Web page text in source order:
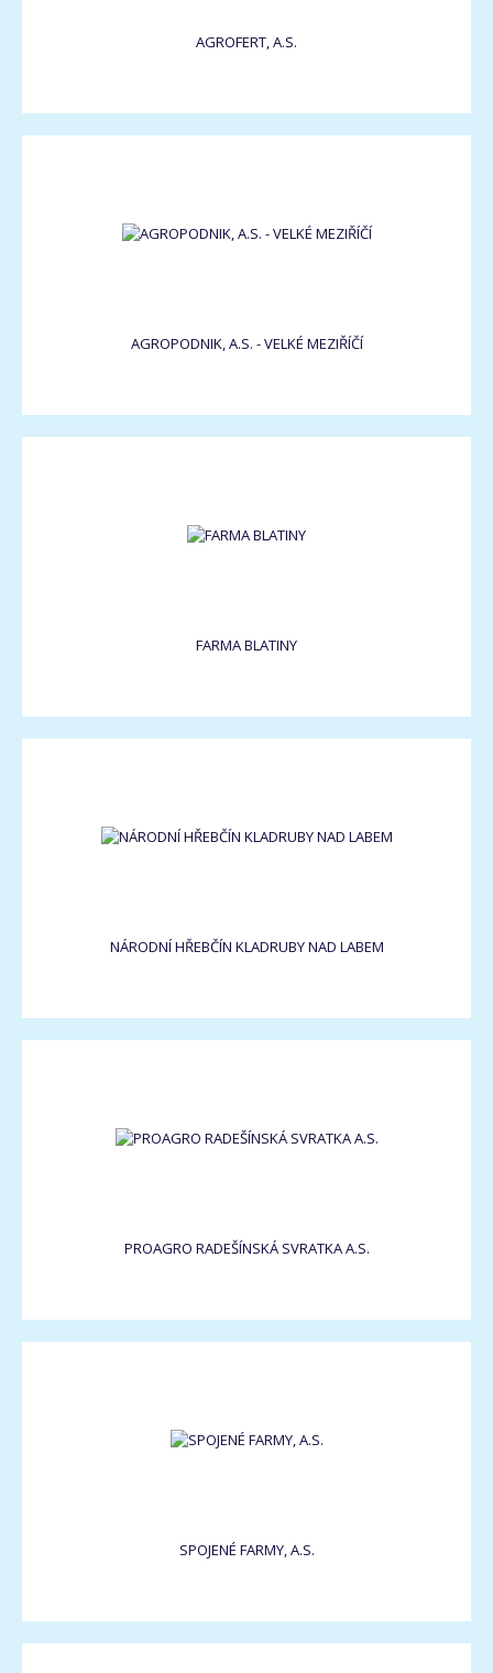
AGROFERT, A.S.
AGROPODNIK, A.S. - VELKÉ MEZIŘÍČÍ
FARMA BLATINY
NÁRODNÍ HŘEBČÍN KLADRUBY NAD LABEM
PROAGRO RADEŠÍNSKÁ SVRATKA A.S.
SPOJENÉ FARMY, A.S.